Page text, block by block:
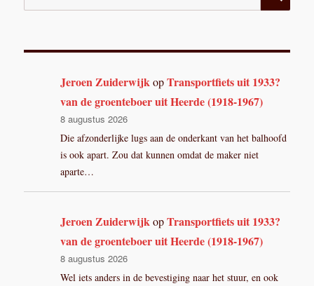
naar:
Jeroen ZuiderwijkopTransportfiets uit 1933?
van de groenteboer uit Heerde (1918-1967)
8 augustus 2026
Die afzonderlijke lugs aan de onderkant van het balhoofd
is ook apart. Zou dat kunnen omdat de maker niet
aparte…
Jeroen ZuiderwijkopTransportfiets uit 1933?
van de groenteboer uit Heerde (1918-1967)
8 augustus 2026
Wel iets anders in de bevestiging naar het stuur, en ook